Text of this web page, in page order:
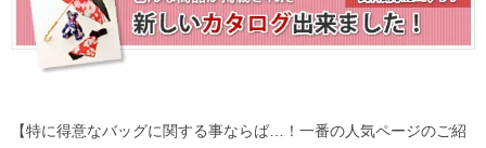
【特に得意なバッグに関する事ならば…！一番の人気ページのご紹